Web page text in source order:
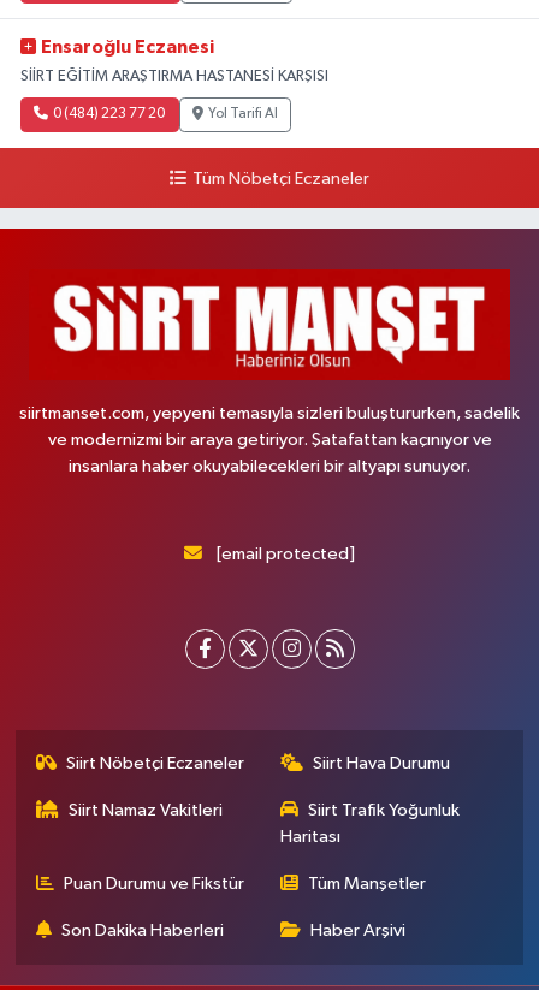
Ensaroğlu Eczanesi
SİİRT EĞİTİM ARAŞTIRMA HASTANESİ KARŞISI
0 (484) 223 77 20 Yol Tarifi Al
Tüm Nöbetçi Eczaneler
siirtmanset.com, yepyeni temasıyla sizleri buluştururken, sadelik
ve modernizmi bir araya getiriyor. Şatafattan kaçınıyor ve
insanlara haber okuyabilecekleri bir altyapı sunuyor.
[email protected]
Siirt Nöbetçi Eczaneler Siirt Hava Durumu
Siirt Namaz Vakitleri
Siirt Trafik Yoğunluk
Haritası
Puan Durumu ve Fikstür Tüm Manşetler
Son Dakika Haberleri Haber Arşivi